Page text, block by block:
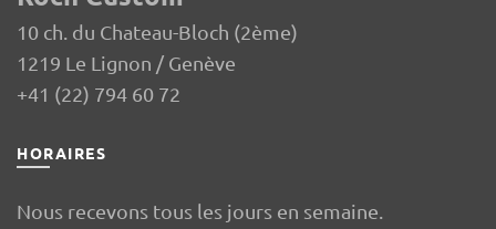
10 ch. du Chateau-Bloch (2ème)
1219 Le Lignon / Genève
+41 (22) 794 60 72
HORAIRES
Nous recevons tous les jours en semaine.